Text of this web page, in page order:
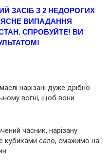
ЗАСІБ З 2 НЕДОРОГИХ
ВИПАДAННЯ
CПРOБУЙТЕ! ВИ
нарізані дуже дрібно
вогні, щоб вони
часник, нарізанy
кубиками сало, смажимо на